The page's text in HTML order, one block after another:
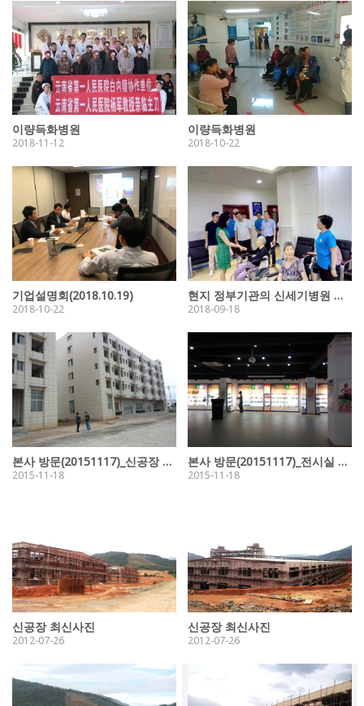
이량득화병원
2018-11-12
이량득화병원
2018-10-22
기업설명회(2018.10.19)
2018-10-22
현지 정부기관의 신세기병원 탐방
2018-09-18
본사 방문(20151117)_신공장 모습입니다.
2015-11-18
본사 방문(20151117)_전시실 최신 모습입니다.
2015-11-18
신공장 최신사진
2012-07-26
신공장 최신사진
2012-07-26